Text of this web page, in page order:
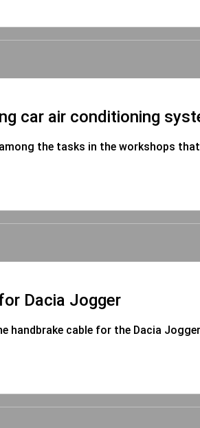
car air conditioning
the tasks in the workshops
Dacia Jogger
handbrake cable for the Dacia